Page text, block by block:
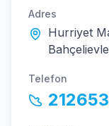
Adres
Hurriyet
Telefon